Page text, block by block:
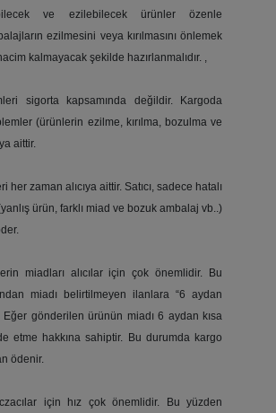
ve ezilebilecek ürünler özenle
ezilmesini veya kırılmasını önlemek
kalmayacak şekilde hazırlanmalıdır. ,
sigorta kapsamında değildir. Kargoda
(ürünlerin ezilme, kırılma, bozulma ve
aittir.
her zaman alıcıya aittir. Satıcı, sadece hatalı
ürün, farklı miad ve bozuk ambalaj vb..)
miadları alıcılar için çok önemlidir. Bu
miadı belirtilmeyen ilanlara “6 aydan
Eğer gönderilen ürünün miadı 6 aydan kısa
etme hakkına sahiptir. Bu durumda kargo
ödenir.
için hız çok önemlidir. Bu yüzden